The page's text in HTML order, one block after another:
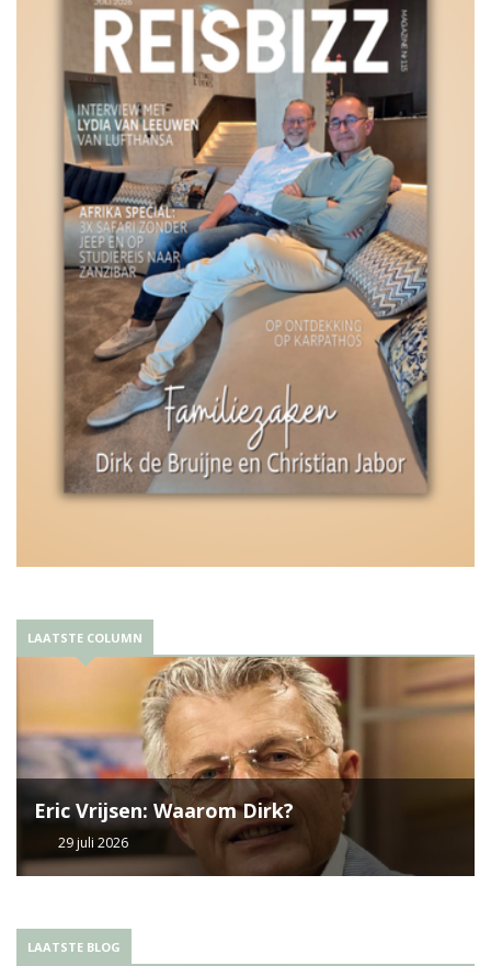
LAATSTE COLUMN
Eric Vrijsen: Waarom Dirk?
29 juli 2026
LAATSTE BLOG